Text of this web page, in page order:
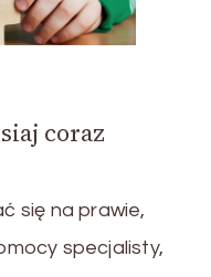
coraz
się na prawie,
specjalisty,